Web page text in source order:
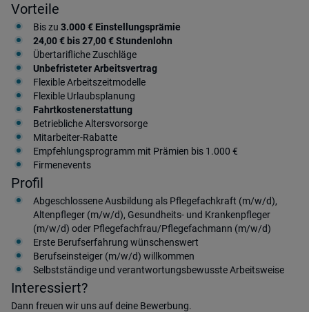
Vorteile
Bis zu 3.000 € Einstellungsprämie
24,00 € bis 27,00 € Stundenlohn
Übertarifliche Zuschläge
Unbefristeter Arbeitsvertrag
Flexible Arbeitszeitmodelle
Flexible Urlaubsplanung
Fahrtkostenerstattung
Betriebliche Altersvorsorge
Mitarbeiter-Rabatte
Empfehlungsprogramm mit Prämien bis 1.000 €
Firmenevents
Profil
Abgeschlossene Ausbildung als Pflegefachkraft (m/w/d),
Altenpfleger (m/w/d), Gesundheits- und Krankenpfleger
(m/w/d) oder Pflegefachfrau/Pflegefachmann (m/w/d)
Erste Berufserfahrung wünschenswert
Berufseinsteiger (m/w/d) willkommen
Selbstständige und verantwortungsbewusste Arbeitsweise
Interessiert?
Dann freuen wir uns auf deine Bewerbung.